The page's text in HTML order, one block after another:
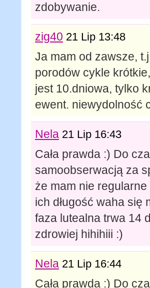
zdobywanie.
zig40 21 Lip 13:48
Ja mam od zawsze,
porodów cykle
jest 10.dniowa, tylko
ewent. niewydolność
Nela 21 Lip 16:43
Cała prawda :) Do
samoobserwacją za
że mam nie
ich długość waha się
faza lutealna trwa 14
zdrowiej hihihiii :)
Nela 21 Lip 16:44
Cała prawda :) Do